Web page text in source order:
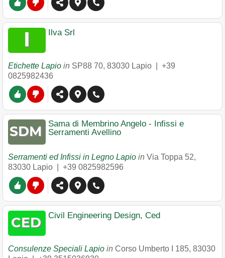
Ilva Srl
Etichette Lapio in SP88 70, 83030 Lapio
+39
0825982436
Sama di Membrino Angelo - Infissi e
Serramenti Avellino
Serramenti ed Infissi in Legno Lapio in Via Toppa 52,
83030 Lapio +39 0825982596
Civil Engineering Design, Ced
Consulenze Speciali Lapio in Corso Umberto I 185, 83030